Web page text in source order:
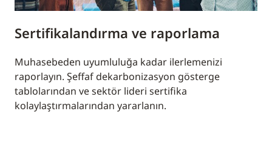
Sertifikalandırma ve raporlama
Muhasebeden uyumluluğa kadar ilerlemenizi
raporlayın. Şeffaf dekarbonizasyon gösterge
tablolarından ve sektör lideri sertifika
kolaylaştırmalarından yararlanın.